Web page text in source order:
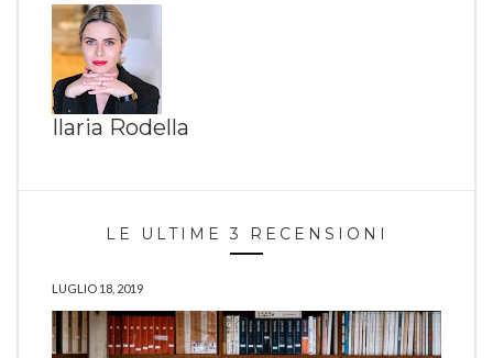
Ilaria Rodella
LE ULTIME 3 RECENSIONI
LUGLIO 18, 2019